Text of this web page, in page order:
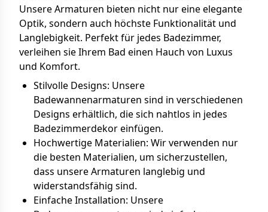
Unsere Armaturen bieten nicht nur eine elegante
Optik, sondern auch höchste Funktionalität und
Langlebigkeit. Perfekt für jedes Badezimmer,
verleihen sie Ihrem Bad einen Hauch von Luxus
und Komfort.
Stilvolle Designs: Unsere
Badewannenarmaturen sind in verschiedenen
Designs erhältlich, die sich nahtlos in jedes
Badezimmerdekor einfügen.
Hochwertige Materialien: Wir verwenden nur
die besten Materialien, um sicherzustellen,
dass unsere Armaturen langlebig und
widerstandsfähig sind.
Einfache Installation: Unsere